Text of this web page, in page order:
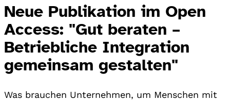
Neue Publikation im Open
Access: "Gut beraten –
Betriebliche Integration
gemeinsam gestalten"
Was brauchen Unternehmen, um Menschen mit